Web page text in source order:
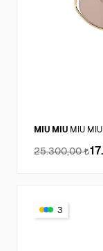
MIU MIU MIU
25.300,00
3